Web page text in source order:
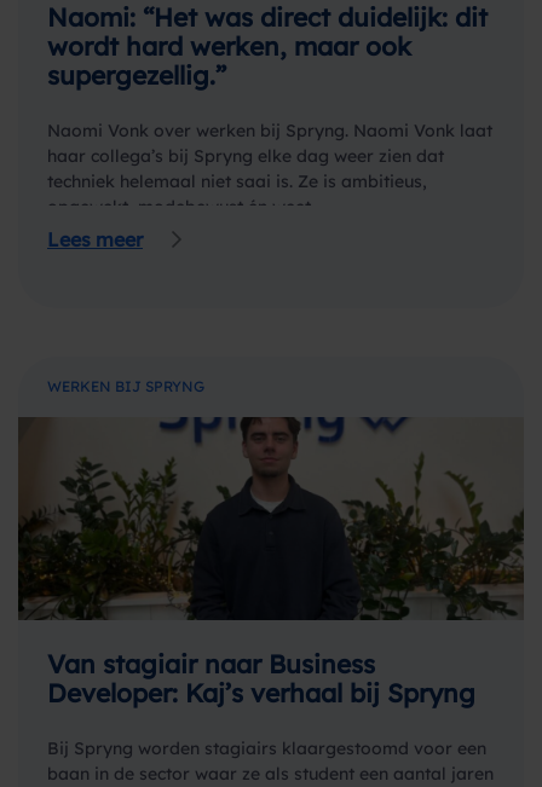
Naomi: “Het was direct duidelijk: dit
wordt hard werken, maar ook
supergezellig.”
Naomi Vonk over werken bij Spryng. Naomi Vonk laat
haar collega’s bij Spryng elke dag weer zien dat
techniek helemaal niet saai is. Ze is ambitieus,
opgewekt, modebewust én weet…
Lees meer
WERKEN BIJ SPRYNG
Van stagiair naar Business
Developer: Kaj’s verhaal bij Spryng
Bij Spryng worden stagiairs klaargestoomd voor een
baan in de sector waar ze als student een aantal jaren